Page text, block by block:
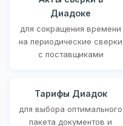
Диадоке
для сокращения времени
на периодические сверки
с поставщиками
Тарифы Диадок
для выбора оптимального
пакета документов и